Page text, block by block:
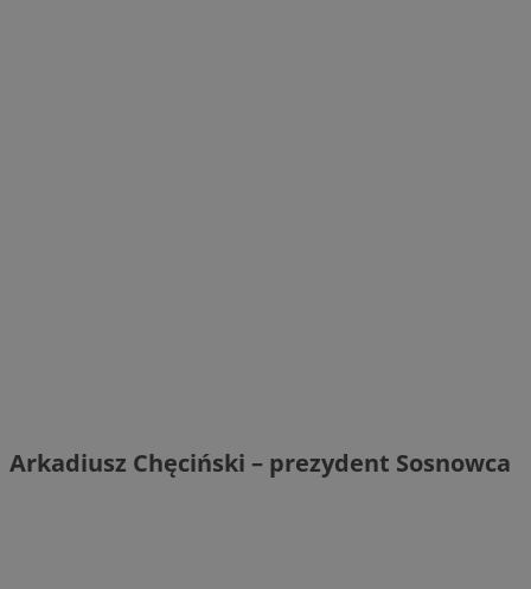
Arkadiusz Chęciński – prezydent Sosnowca